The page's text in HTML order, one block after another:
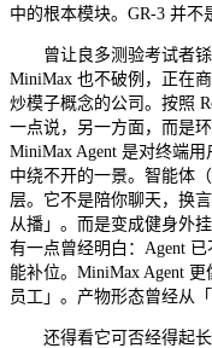
中的根本模块。GR‑3 并
曾让良多测验考试者铩
MiniMax 也不破例，正在
炒模子概念的公司。按照
一点说，另一方面，而是
MiniMax Agent 是对终端
中绕不开的一景。智能体
层。它不是陪你聊天，换
从播」。而是变成健身外
有一点曾经明白：Agent
能补位。MiniMax Agent
员工」。产物形态曾经从
还得看它可否经得起长